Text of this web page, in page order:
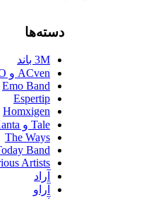
دسته‌ها
ACven و TEYHO
Emo Band
Espertip
Homxigen
Tale و Xanta
The Ways
Today Band
Various Artists